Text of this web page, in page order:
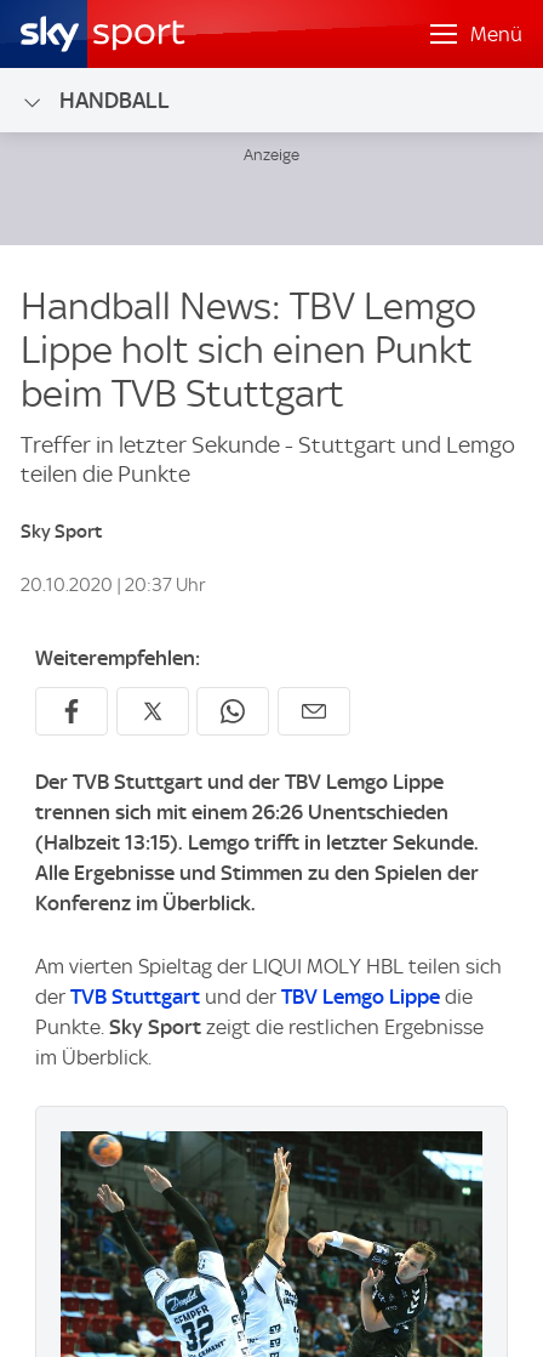
Menü
HANDBALL
Handball News: TBV Lemgo
Lippe holt sich einen Punkt
beim TVB Stuttgart
Treffer in letzter Sekunde - Stuttgart und Lemgo
teilen die Punkte
Sky Sport
20.10.2020 | 20:37 Uhr
Weiterempfehlen:
Der TVB Stuttgart und der TBV Lemgo Lippe
trennen sich mit einem 26:26 Unentschieden
(Halbzeit 13:15). Lemgo trifft in letzter Sekunde.
Alle Ergebnisse und Stimmen zu den Spielen der
Konferenz im Überblick.
Am vierten Spieltag der LIQUI MOLY HBL teilen sich
der TVB Stuttgart und der TBV Lemgo Lippe die
Punkte. Sky Sport zeigt die restlichen Ergebnisse
im Überblick.